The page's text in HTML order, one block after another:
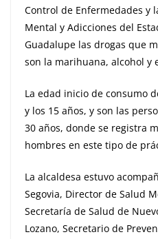
Control de Enfermedades y
Mental y Adicciones del
Guadalupe las drogas que
son la marihuana, alcohol y
La edad inicio de consumo
y los 15 años, y son las
30 años, donde se registra
hombres en este tipo de
La alcaldesa estuvo
Segovia, Director de Salud
Secretaría de Salud de
Lozano, Secretario de